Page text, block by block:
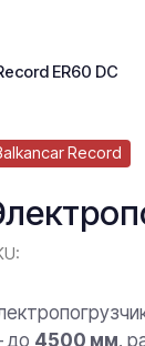
ER60 DC
Record
4500 мм,